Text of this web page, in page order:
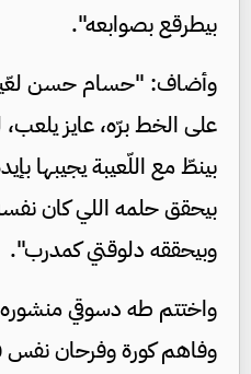
بيطرقع بصوابعه".
وأضاف: "حسام حسن
على الخط برّه، عايز يلعب،
بينطّ مع اللّعيبة يجيبها
بيحقق حلمه اللي كان
وبيحققه دلوقتي كمدرب".
واختتم طه دسوقي منشوره
وفاهم كورة وفرحان نفس